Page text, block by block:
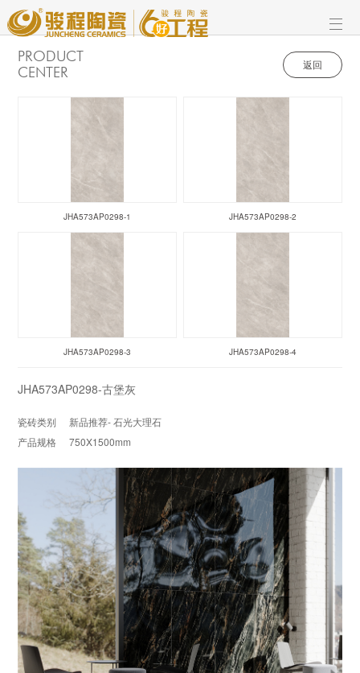
PRODUCT
CENTER
返回
JHA573AP0298-1 JHA573AP0298-2
JHA573AP0298-3 JHA573AP0298-4
JHA573AP0298-古堡灰
瓷砖类别
新品推荐- 石光大理石
产品规格
750X1500mm